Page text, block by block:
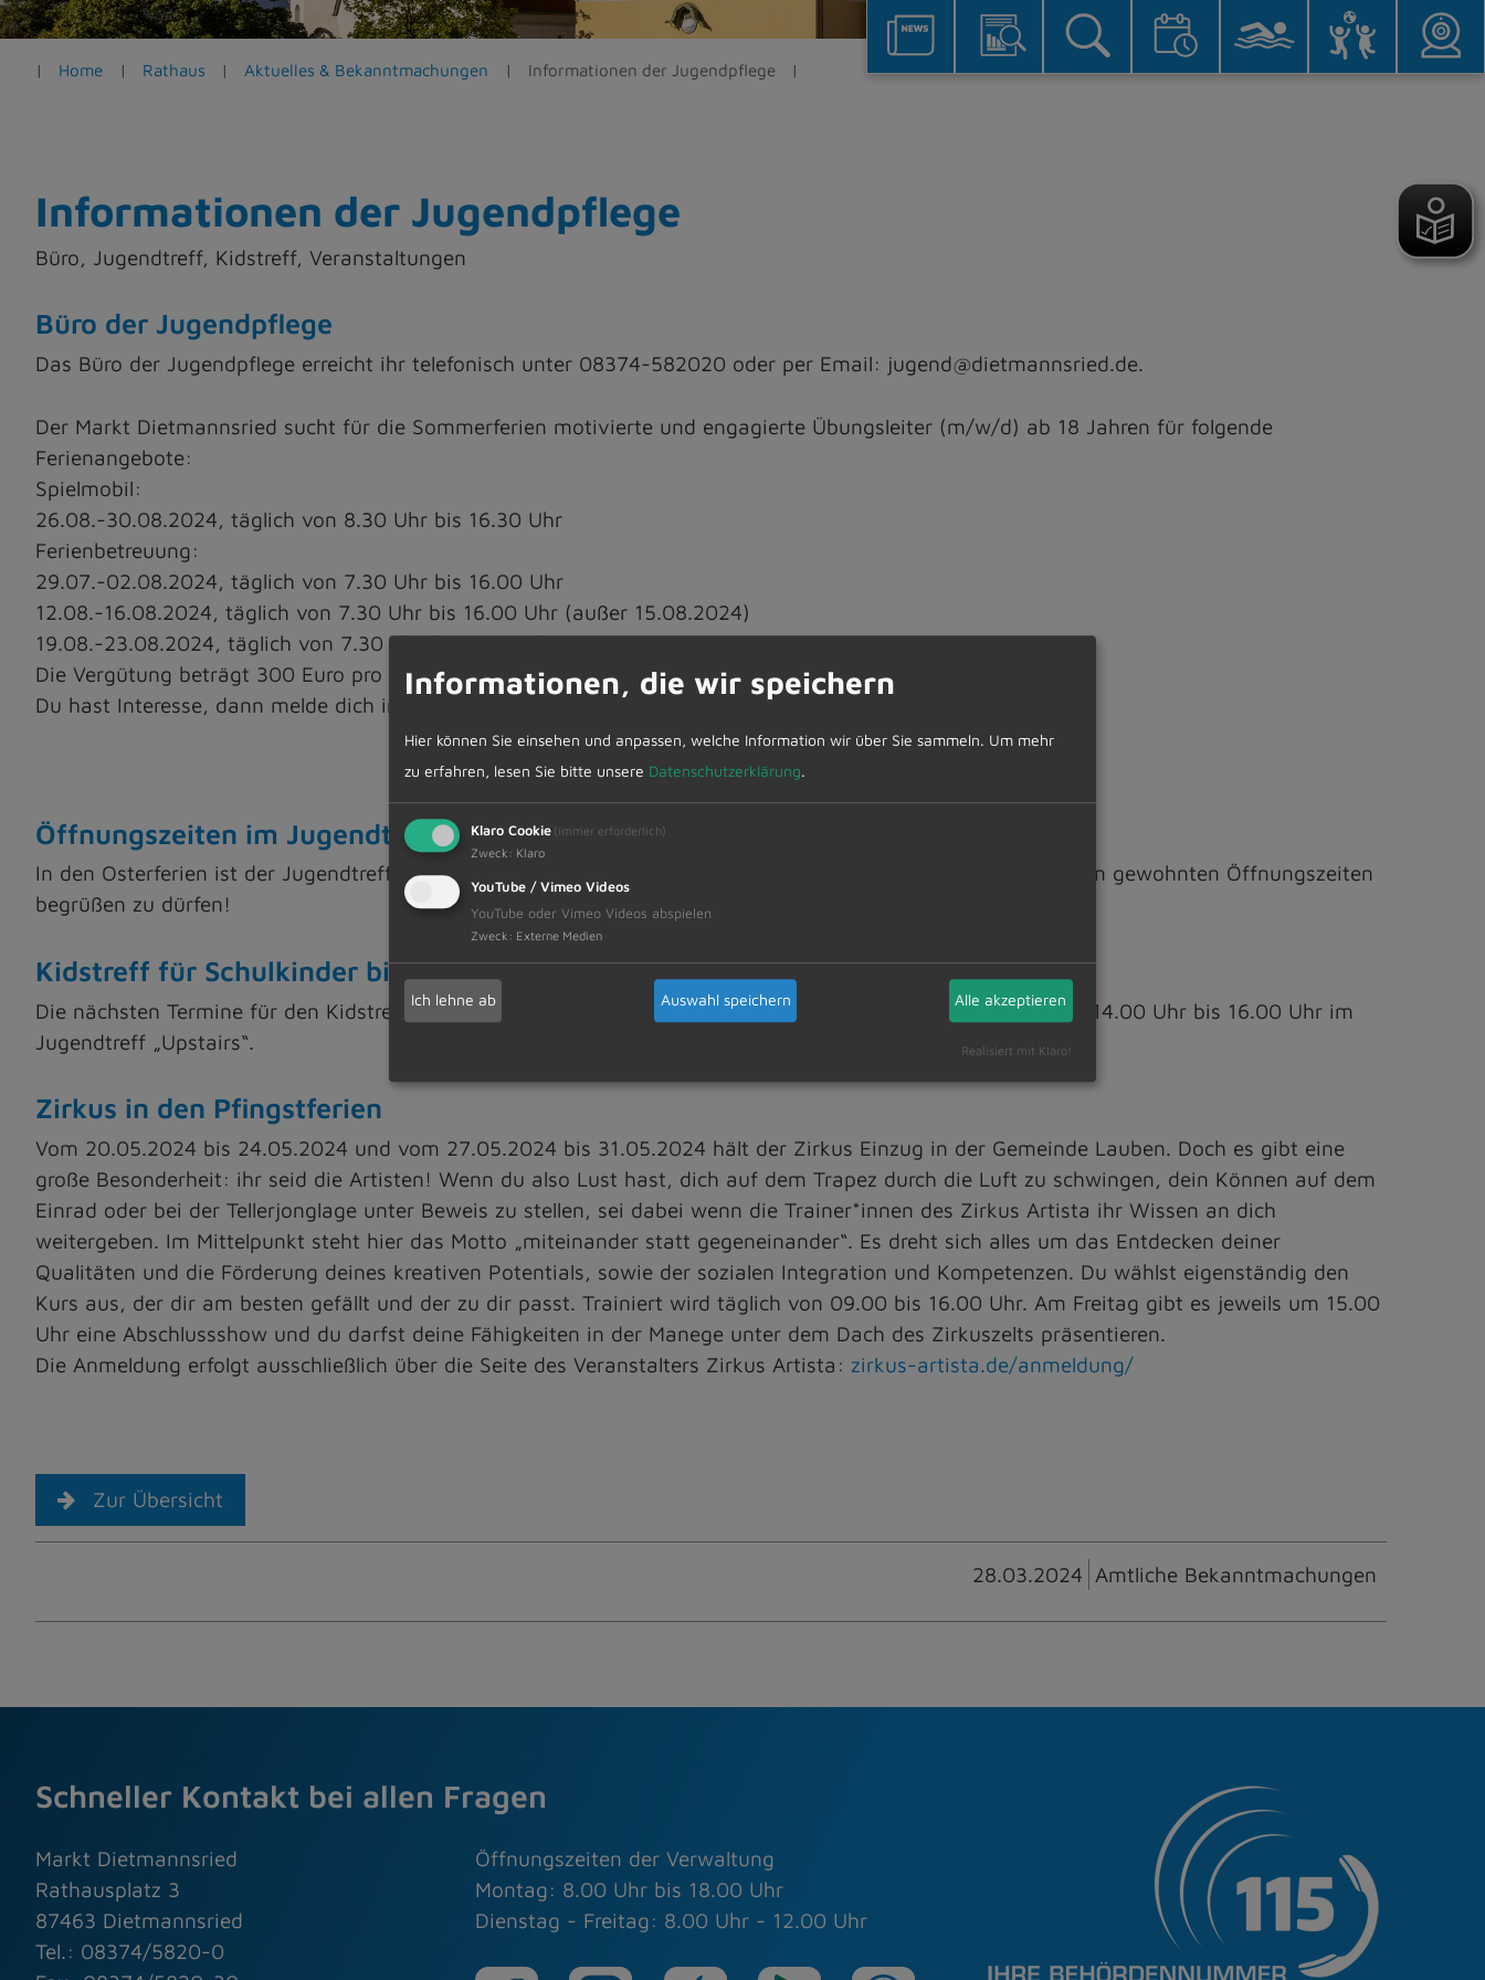
e
n
Home Rathaus Aktuelles & Bekanntmachungen Informationen der Jugendpflege
Informationen der Jugendpflege
Büro, Jugendtreff, Kidstreff, Veranstaltungen
Büro der Jugendpflege
Das Büro der Jugendpflege erreicht ihr telefonisch unter 08374-582020 oder per Email: jugend@dietmannsried.de.
Der Markt Dietmannsried sucht für die Sommerferien motivierte und engagierte Übungsleiter (m/w/d) ab 18 Jahren für folgende
Ferienangebote:
Spielmobil:
26.08.-30.08.2024, täglich von 8.30 Uhr bis 16.30 Uhr
Ferienbetreuung:
29.07.-02.08.2024, täglich von 7.30 Uhr bis 16.00 Uhr
12.08.-16.08.2024, täglich von 7.30 Uhr bis 16.00 Uhr (außer 15.08.2024)
19.08.-23.08.2024, täglich von 7.30 Uhr bis 16.00 Uhr
Die Vergütung beträgt 300 Euro pro Woche Übungsleiterpauschale steuerfrei im Rahmen von § 3 Nr. 26 EStG.
Du hast Interesse, dann melde dich im Büro der Jugendpflege.
Öffnungszeiten im Jugendtreff ab 12 Jahre
In den Osterferien ist der Jugendtreff geschlossen. Wir freuen uns, euch ab dem 08.04.2024 wieder zu unseren gewohnten Öffnungszeiten
begrüßen zu dürfen!
Kidstreff für Schulkinder bis 11 Jahre
Die nächsten Termine für den Kidstreff sind freitags am 19.04.2024, 14.06.2024 und 12.07.2024, jeweils von 14.00 Uhr bis 16.00 Uhr im
Jugendtreff „Upstairs“.
Zirkus in den Pfingstferien
Vom 20.05.2024 bis 24.05.2024 und vom 27.05.2024 bis 31.05.2024 hält der Zirkus Einzug in der Gemeinde Lauben. Doch es gibt eine
große Besonderheit: ihr seid die Artisten! Wenn du also Lust hast, dich auf dem Trapez durch die Luft zu schwingen, dein Können auf dem
Einrad oder bei der Tellerjonglage unter Beweis zu stellen, sei dabei wenn die Trainer*innen des Zirkus Artista ihr Wissen an dich
weitergeben. Im Mittelpunkt steht hier das Motto „miteinander statt gegeneinander“. Es dreht sich alles um das Entdecken deiner
Qualitäten und die Förderung deines kreativen Potentials, sowie der sozialen Integration und Kompetenzen. Du wählst eigenständig den
Kurs aus, der dir am besten gefällt und der zu dir passt. Trainiert wird täglich von 09.00 bis 16.00 Uhr. Am Freitag gibt es jeweils um 15.00
Uhr eine Abschlussshow und du darfst deine Fähigkeiten in der Manege unter dem Dach des Zirkuszelts präsentieren.
Die Anmeldung erfolgt ausschließlich über die Seite des Veranstalters Zirkus Artista: zirkus-artista.de/anmeldung/
Zur Übersicht
28.03.2024 Amtliche Bekanntmachungen
Schneller Kontakt bei allen Fragen
Markt Dietmannsried
Rathausplatz 3
87463 Dietmannsried
Tel.: 08374/5820-0
Öffnungszeiten der Verwaltung
Montag: 8.00 Uhr bis 18.00 Uhr
Dienstag - Freitag: 8.00 Uhr - 12.00 Uhr
Informationen, die wir speichern
Hier können Sie einsehen und anpassen, welche Information wir über Sie sammeln. Um mehr
zu erfahren, lesen Sie bitte unsere Datenschutzerklärung.
Klaro Cookie (immer erforderlich)
Zweck : Klaro
YouTube / Vimeo Videos
YouTube oder Vimeo Videos abspielen
Zweck : Externe Medien
Ich lehne ab Auswahl speichern Alle akzeptieren
Realisiert mit Klaro!